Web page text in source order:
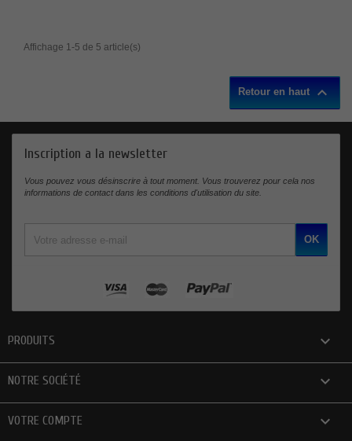
Affichage 1-5 de 5 article(s)
Retour en haut 
Inscription a la newsletter
Vous pouvez vous désinscrire à tout moment. Vous trouverez pour cela nos
informations de contact dans les conditions d'utilisation du site.
PRODUITS 
NOTRE SOCIÉTÉ 
VOTRE COMPTE 